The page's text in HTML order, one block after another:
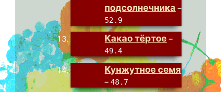
подсолнечника –
52.9
Какао тёртое –
49.4
Кунжутное семя
–48.7